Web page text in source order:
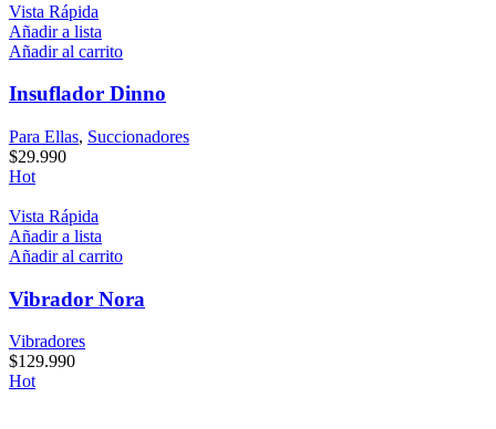
Vista Rápida
Añadir a lista
Añadir al carrito
Insuflador Dinno
Para Ellas, Succionadores
$29.990
Hot
Vista Rápida
Añadir a lista
Añadir al carrito
Vibrador Nora
Vibradores
$129.990
Hot